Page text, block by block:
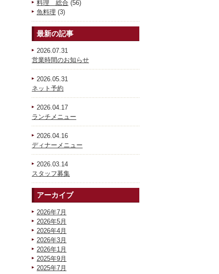
料理 総合 (56)
魚料理 (3)
最新の記事
2026.07.31
営業時間のお知らせ
2026.05.31
ネット予約
2026.04.17
ランチメニュー
2026.04.16
ディナーメニュー
2026.03.14
スタッフ募集
アーカイブ
2026年7月
2026年5月
2026年4月
2026年3月
2026年1月
2025年9月
2025年7月